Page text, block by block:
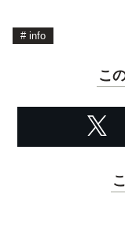
# info
こ